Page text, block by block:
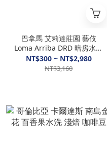
巴拿馬 艾莉達莊園 藝伎
Loma Arriba DRD 暗房水洗
淺焙 咖啡豆
NT$300 ~ NT$2,980
NT$3,160